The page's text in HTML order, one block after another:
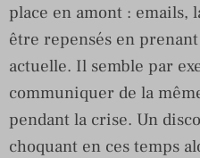
place en amont : emails,
être repensés en
actuelle. Il semble par
communiquer de la
pendant la crise. Un
choquant en ces temps